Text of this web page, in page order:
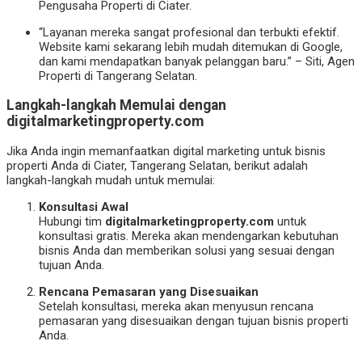
Pengusaha Properti di Ciater.
“Layanan mereka sangat profesional dan terbukti efektif.
Website kami sekarang lebih mudah ditemukan di Google,
dan kami mendapatkan banyak pelanggan baru.” – Siti, Agen
Properti di Tangerang Selatan.
Langkah-langkah Memulai dengan
digitalmarketingproperty.com
Jika Anda ingin memanfaatkan digital marketing untuk bisnis
properti Anda di Ciater, Tangerang Selatan, berikut adalah
langkah-langkah mudah untuk memulai:
Konsultasi Awal
Hubungi tim digitalmarketingproperty.com untuk
konsultasi gratis. Mereka akan mendengarkan kebutuhan
bisnis Anda dan memberikan solusi yang sesuai dengan
tujuan Anda.
Rencana Pemasaran yang Disesuaikan
Setelah konsultasi, mereka akan menyusun rencana
pemasaran yang disesuaikan dengan tujuan bisnis properti
Anda.